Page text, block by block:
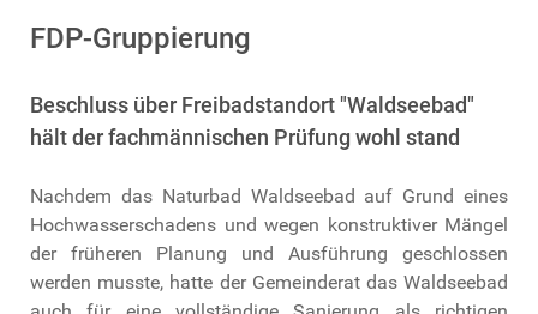
FDP-Gruppierung
Beschluss über Freibadstandort "Waldseebad"
hält der fachmännischen Prüfung wohl stand
Nachdem das Naturbad Waldseebad auf Grund eines
Hochwasserschadens und wegen konstruktiver Mängel
der früheren Planung und Ausführung geschlossen
werden musste, hatte der Gemeinderat das Waldseebad